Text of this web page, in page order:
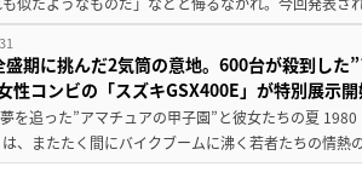
盛期に挑んだ2気筒の意地。600台が殺到した
性コンビの「スズキGSX400E」が特別展示
を追った”アマチュアの甲子園”と彼女たちの夏
は、またたく間にバイクブームに沸く若者たちの情